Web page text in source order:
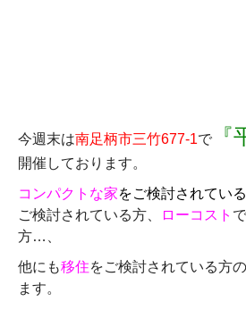
今週末は南足柄市三竹677-1で
開催しております。
コンパクトな家をご検討されている
ご検討されている方、
ローコスト
方…、
他にも移住をご検討されている方
ます。